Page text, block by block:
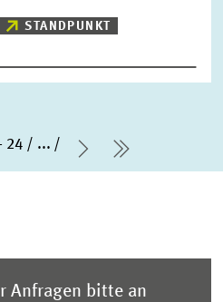
STANDPUNKT
Seite
24 ...
Nächste Seite
letzte
Anfragen bitte an